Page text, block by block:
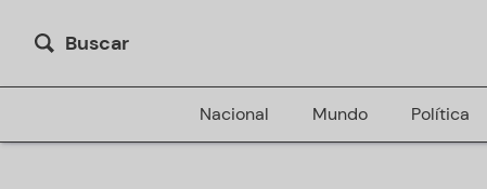
Buscar
Nacional Mundo Política